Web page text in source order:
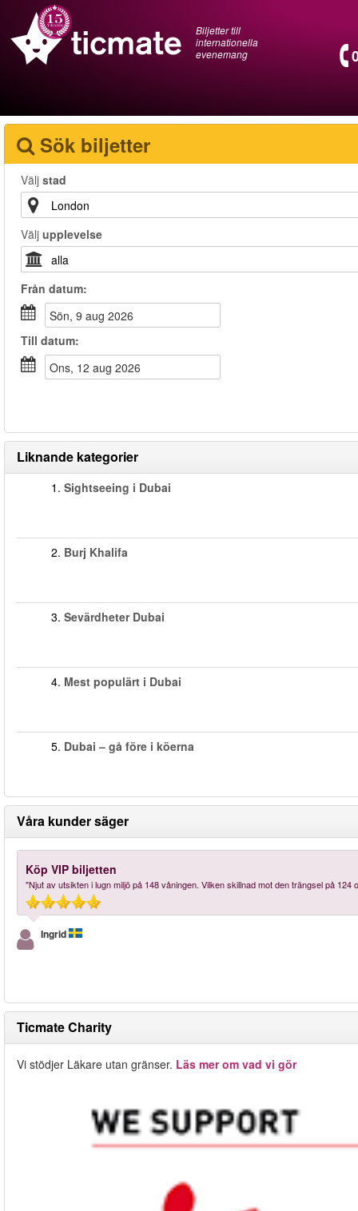
Biljetter till
internationella
evenemang
Sök biljetter
Välj stad
Välj upplevelse
Från datum:
sön, 9 aug 2026
Till datum:
ons, 12 aug 2026
Liknande kategorier
1. Sightseeing i Dubai
2. Burj Khalifa
3. Sevärdheter Dubai
4. Mest populärt i Dubai
5. Dubai – gå före i köerna
Våra kunder säger
Köp VIP biljetten
"Njut av utsikten i lugn miljö på 148 våningen. Vilken skillnad mot den trängsel på 124
Ingrid
Ticmate Charity
Vi stödjer Läkare utan gränser. Läs mer om vad vi gör